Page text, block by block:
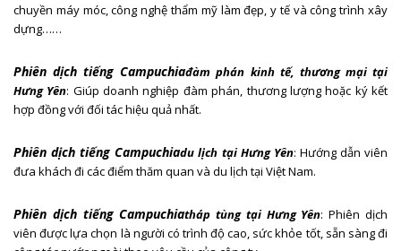
chuyền máy móc, công nghệ thẩm mỹ làm đẹp, y tế và công trình xây
dựng……
Phiên dịch tiếng Campuchiađàm phán kinh tế, thương mạitại
Hưng Yên: Giúp doanh nghiệp đàm phán, thương lượng hoặc ký kết
hợp đồng với đối tác hiệu quả nhất.
Phiên dịch tiếng Campuchiadu lịch tại Hưng Yên: Hướng dẫn viên
đưa khách đi các điểm thăm quan và du lịch tại Việt Nam.
Phiên dịch tiếng Campuchiatháp tùng tại Hưng Yên: Phiên dịch
viên được lựa chọn là người có trình độ cao, sức khỏe tốt, sẵn sàng đi